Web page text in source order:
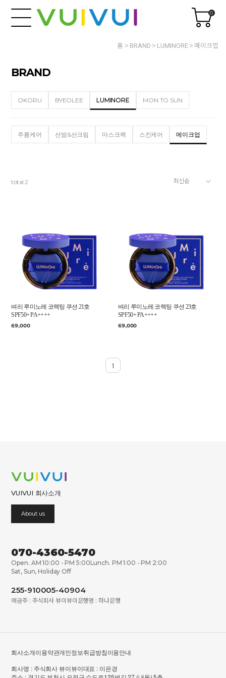
0
홈 BRAND LUMINORE 메이크업
BRAND
OKORU BYEOLEE LUMINORE MON TO SUN
주름케어 선밤&선크림 마스크팩 스킨케어 메이크업
total 2
벼리 루미노레 코렉팅 쿠션 21호
SPF50+ PA++++
69,000
벼리 루미노레 코렉팅 쿠션 23호
SPF50+ PA++++
69,000
1
VUIVUI 회사소개
About us
070-4360-5470
Open. AM 10:00 - PM 5:00Lunch. PM 1:00 - PM 2:00
Sat, Sun, Holiday Off
255-910005-40904
예금주 : 주식회사 뷰이뷰이은행명 : 하나은행
회사소개이용약관개인정보취급방침이용안내
회사명 : 주식회사 뷰이뷰이대표 : 이은경